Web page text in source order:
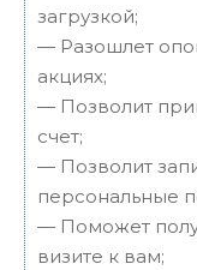
загрузкой;
— Разошлет
акциях;
— Позволит
счет;
— Позволит
персональные
— Поможет
визите к вам;